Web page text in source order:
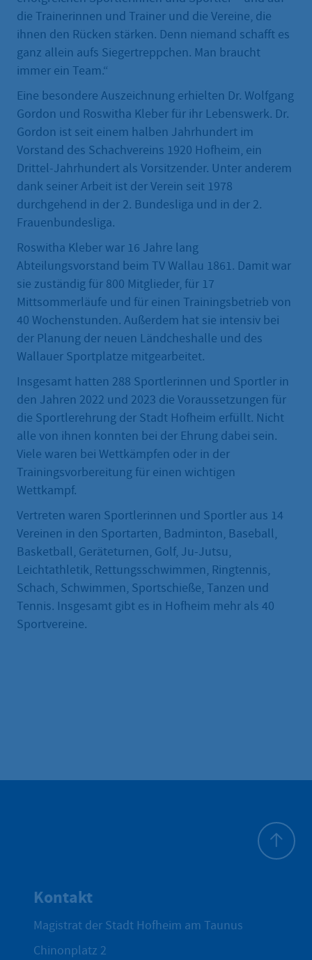
die Trainerinnen und Trainer und die Vereine, die
ihnen den Rücken stärken. Denn niemand schafft es
ganz allein aufs Siegertreppchen. Man braucht
immer ein Team.“
Eine besondere Auszeichnung erhielten Dr. Wolfgang
Gordon und Roswitha Kleber für ihr Lebenswerk. Dr.
Gordon ist seit einem halben Jahrhundert im
Vorstand des Schachvereins 1920 Hofheim, ein
Drittel-Jahrhundert als Vorsitzender. Unter anderem
dank seiner Arbeit ist der Verein seit 1978
durchgehend in der 2. Bundesliga und in der 2.
Frauenbundesliga.
Roswitha Kleber war 16 Jahre lang
Abteilungsvorstand beim TV Wallau 1861. Damit war
sie zuständig für 800 Mitglieder, für 17
Mittsommerläufe und für einen Trainingsbetrieb von
40 Wochenstunden. Außerdem hat sie intensiv bei
der Planung der neuen Ländcheshalle und des
Wallauer Sportplatze mitgearbeitet.
Insgesamt hatten 288 Sportlerinnen und Sportler in
den Jahren 2022 und 2023 die Voraussetzungen für
die Sportlerehrung der Stadt Hofheim erfüllt. Nicht
alle von ihnen konnten bei der Ehrung dabei sein.
Viele waren bei Wettkämpfen oder in der
Trainingsvorbereitung für einen wichtigen
Wettkampf.
Vertreten waren Sportlerinnen und Sportler aus 14
Vereinen in den Sportarten, Badminton, Baseball,
Basketball, Geräteturnen, Golf, Ju-Jutsu,
Leichtathletik, Rettungsschwimmen, Ringtennis,
Schach, Schwimmen, Sportschieße, Tanzen und
Tennis. Insgesamt gibt es in Hofheim mehr als 40
Sportvereine.
Kontakt
Magistrat der Stadt Hofheim am Taunus
Chinonplatz 2